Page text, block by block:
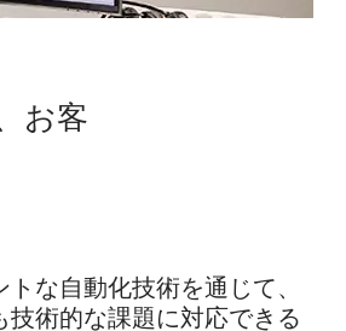
お客
な自動化技術を通じて、
術的な課題に対応できる